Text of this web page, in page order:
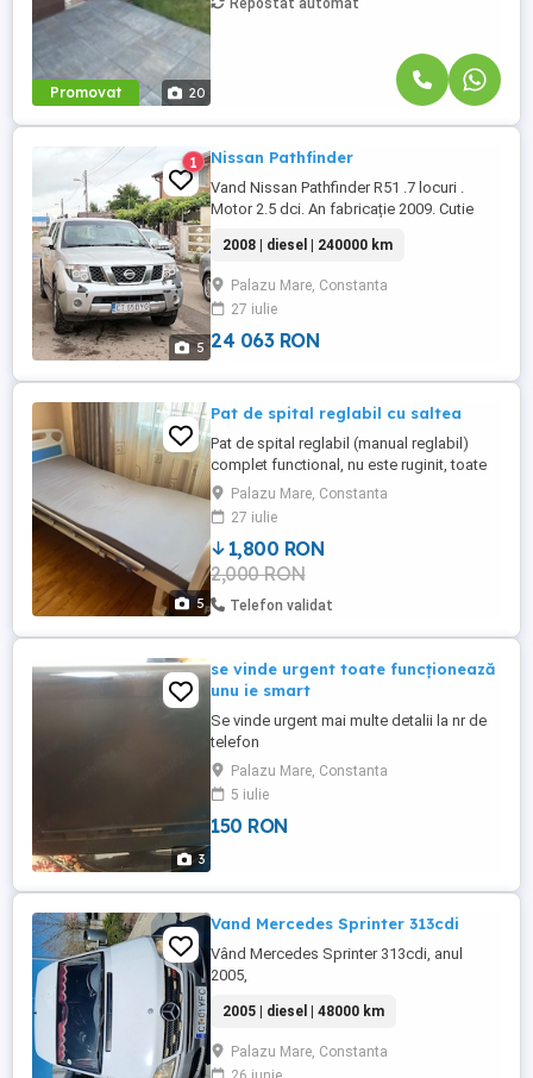
Promovat 20
Repostat automat
5
1 Nissan Pathfinder
Vand Nissan Pathfinder R51 .7 locuri .
Motor 2.5 dci. An fabricație 2009. Cutie
Trapa . Cârlig remorcare. O pereche
anvelope A T și o pereche cu , cuie pentru
gheață . Mai multe detalii va pot oferii la
telefon .
2008 | diesel | 240000 km
Palazu Mare, Constanta
27 iulie
24 063 RON
5
Pat de spital reglabil cu saltea
Pat de spital reglabil (manual reglabil)
complet functional, nu este ruginit, toate
cele 4 roti sunt functionale si pot fi
blocate (dupa ajustarea pozitiei dorite),
patul are salteaua lui originala care este
curata (a fost pusa husa impermeabila
peste, iar persoana bolnava a avut doar
piciorul in ghips). ...
Palazu Mare, Constanta
27 iulie
1,800 RON
2,000 RON
Telefon validat
3
se vinde urgent toate funcționează
unu ie smart
Se vinde urgent mai multe detalii la nr de
telefon
Palazu Mare, Constanta
5 iulie
150 RON
Vand Mercedes Sprinter 313cdi
Vând Mercedes Sprinter 313cdi, anul
2005,
2005 | diesel | 48000 km
Palazu Mare, Constanta